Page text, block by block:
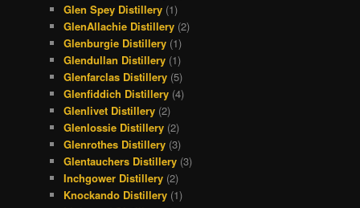
Glen Spey Distillery (1)
GlenAllachie Distillery (2)
Glenburgie Distillery (1)
Glendullan Distillery (1)
Glenfarclas Distillery (5)
Glenfiddich Distillery (4)
Glenlivet Distillery (2)
Glenlossie Distillery (2)
Glenrothes Distillery (3)
Glentauchers Distillery (3)
Inchgower Distillery (2)
Knockando Distillery (1)